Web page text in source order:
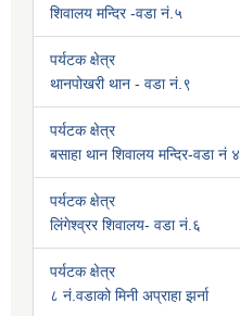
शिवालय मन्दिर -वडा नं.५
पर्यटक क्षेत्र
थानपोखरी थान - वडा नं.९
पर्यटक क्षेत्र
बसाहा थान शिवालय मन्दिर-वडा नं ४
पर्यटक क्षेत्र
लिंगेश्व्रर शिवालय- वडा नं.६
पर्यटक क्षेत्र
८ नं.वडाको मिनी अप्राहा झर्ना